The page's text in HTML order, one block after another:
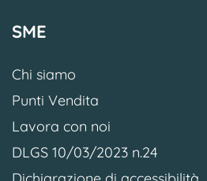
SME
Chi siamo
Punti Vendita
Lavora con noi
DLGS 10/03/2023 n.24